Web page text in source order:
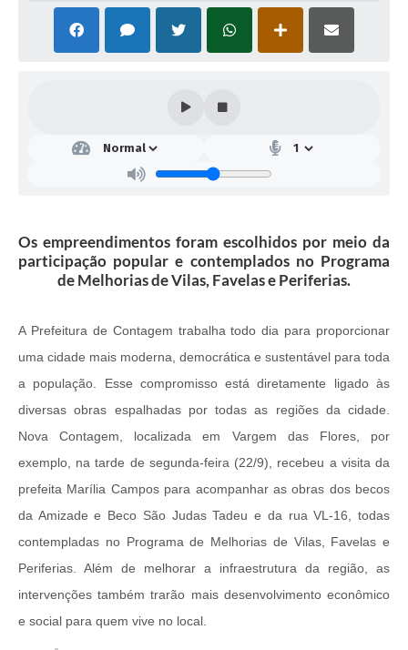
Os empreendimentos foram escolhidos por meio da
participação popular e contemplados no Programa
de Melhorias de Vilas, Favelas e Periferias.
A Prefeitura de Contagem trabalha todo dia para proporcionar
uma cidade mais moderna, democrática e sustentável para toda
a população. Esse compromisso está diretamente ligado às
diversas obras espalhadas por todas as regiões da cidade.
Nova Contagem, localizada em Vargem das Flores, por
exemplo, na tarde de segunda-feira (22/9), recebeu a visita da
prefeita Marília Campos para acompanhar as obras dos becos
da Amizade e Beco São Judas Tadeu e da rua VL-16, todas
contempladas no Programa de Melhorias de Vilas, Favelas e
Periferias. Além de melhorar a infraestrutura da região, as
intervenções também trarão mais desenvolvimento econômico
e social para quem vive no local.